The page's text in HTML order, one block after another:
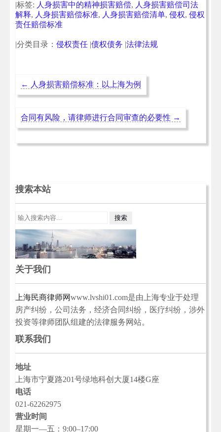
|标签: 人身损害中的精神损害赔偿, 人身损害赔偿司法
解释, 人身损害赔偿标准, 人身损害赔偿清单, 侵权, 侵权
责任赔偿标准
|分类目录： 侵权责任 |债权债务 |法律法规
← 人身损害赔偿标准：以上海为例
合同有风险，请律师进行合同审查的必要性 →
搜索本站
关于我们
上海民商律师网www.lvshi01.com是由上海专业于处理
房产纠纷，公司法务，经济合同纠纷，医疗纠纷，涉外
投资等律师团队组建的法律服务网站。
联系我们
地址
上海市宁夏路201号绿地科创大厦14楼G座
电话
021-62262975
营业时间
星期一—五：9:00–17:00